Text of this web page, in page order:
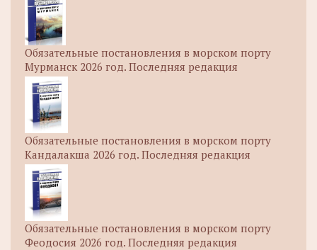
Обязательные постановления в морском порту
Мурманск 2026 год. Последняя редакция
Обязательные постановления в морском порту
Кандалакша 2026 год. Последняя редакция
Обязательные постановления в морском порту
Феодосия 2026 год. Последняя редакция